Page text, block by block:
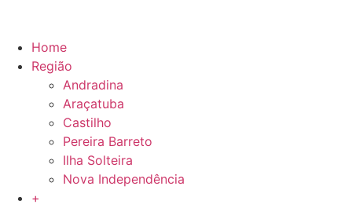
Home
Região
Andradina
Araçatuba
Castilho
Pereira Barreto
Ilha Solteira
Nova Independência
+